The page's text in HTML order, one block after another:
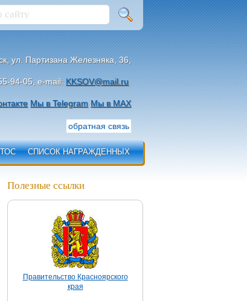
ул. Партизана Железняка, 36,
94-05, e-mail: KKSOV@mail.ru
Мы в Telegram Мы в МАХ
обратная связь
СПИСОК НАГРАЖДЕННЫХ
Полезные ссылки
Правительство Красноярского
края